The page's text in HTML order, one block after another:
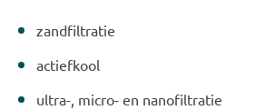
zandfiltratie
actiefkool
ultra-, micro- en nanofiltratie